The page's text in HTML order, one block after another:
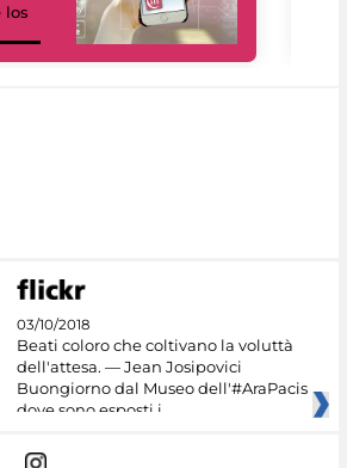
los
03/10/2018
Beati coloro che coltivano la voluttà
dell'attesa. — Jean Josipovici
Buongiorno dal Museo dell'#AraPacis
dove sono esposti i